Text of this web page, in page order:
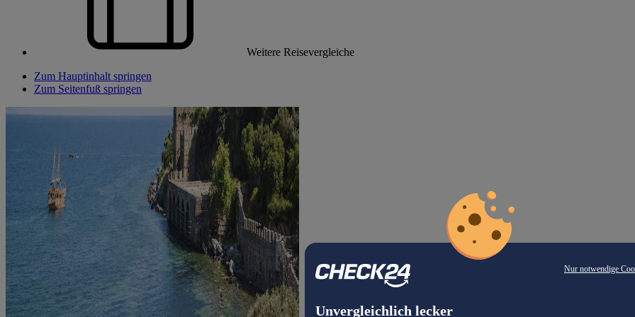
Nur notwendige
Unvergleichlich lecker
Weitere Reisevergleiche
Zum Hauptinhalt springen
Zum Seitenfuß springen